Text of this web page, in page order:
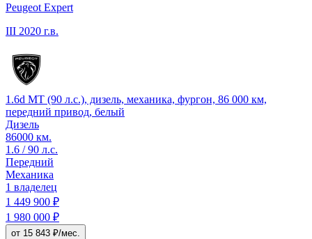
Peugeot Expert
III 2020 г.в.
1.6d MT (90 л.с.), дизель, механика, фургон, 86 000 км,
передний привод, белый
Дизель
86000 км.
1.6 / 90 л.с.
Передний
Механика
1 владелец
1 449 900 ₽
1 980 000 ₽
от 15 843 ₽/мес.